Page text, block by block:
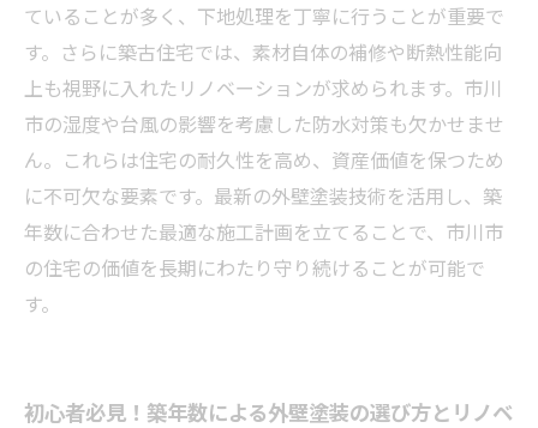
ていることが多く、下地処理を丁寧に行うことが重要で
す。さらに築古住宅では、素材自体の補修や断熱性能向
上も視野に入れたリノベーションが求められます。市川
市の湿度や台風の影響を考慮した防水対策も欠かせませ
ん。これらは住宅の耐久性を高め、資産価値を保つため
に不可欠な要素です。最新の外壁塗装技術を活用し、築
年数に合わせた最適な施工計画を立てることで、市川市
の住宅の価値を長期にわたり守り続けることが可能で
す。
初心者必見！築年数による外壁塗装の選び方とリノベ